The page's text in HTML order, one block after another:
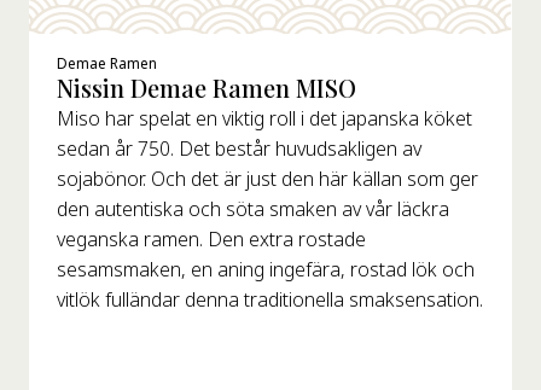
Demae Ramen
Nissin Demae Ramen MISO
Miso har spelat en viktig roll i det japanska köket
sedan år 750. Det består huvudsakligen av
sojabönor. Och det är just den här källan som ger
den autentiska och söta smaken av vår läckra
veganska ramen. Den extra rostade
sesamsmaken, en aning ingefära, rostad lök och
vitlök fulländar denna traditionella smaksensation.